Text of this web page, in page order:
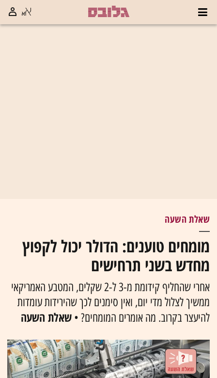
שאלת השעה
מומחים טוענים: הדולר יכול לקפוץ
מחדש בשני תרחישים
אחרי שהחליף קידומת מ-3 ל-2 שקלים, המטבע האמריקאי
ממשיך לצלול מדי יום, ואין סימנים לכך שהירידות עומדות
להיעצר בקרוב. מה אומרים המומחים? • שאלת השעה